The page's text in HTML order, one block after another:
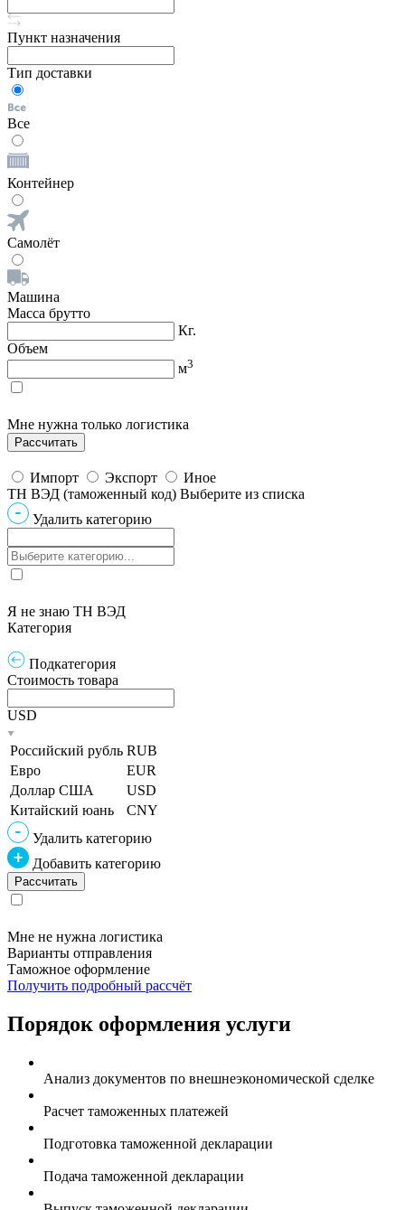
Пункт назначения
Тип доставки
Все
Контейнер
Самолёт
Машина
Масса брутто
Кг.
Объем
м3
Мне нужна только логистика
Импорт Экспорт
Иное
ТН ВЭД (таможенный код) Выберите из списка
Удалить категорию
Я не знаю ТН ВЭД
Категория
Подкатегория
Стоимость товара
USD
Российский рубль RUB
Евро
EUR
Доллар США
USD
Китайский юань
CNY
Удалить категорию
Добавить категорию
Мне не нужна логистика
Варианты отправления
Таможное оформление
Получить подробный рассчёт
Порядок оформления услуги
Анализ документов по внешнеэкономической сделке
Расчет таможенных платежей
Подготовка таможенной декларации
Подача таможенной декларации